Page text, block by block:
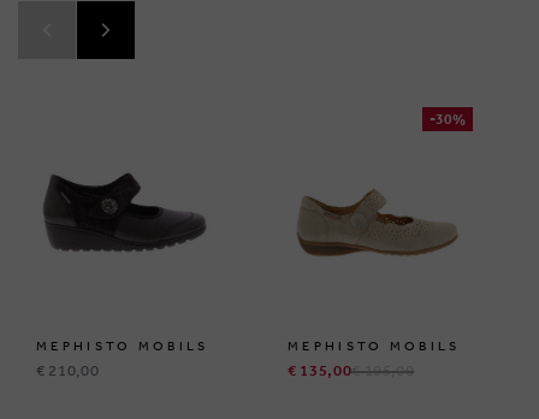
MEPHISTO MOBILS
€ 210,00
-30%
MEPHISTO MOBILS
€ 135,00€ 195,00